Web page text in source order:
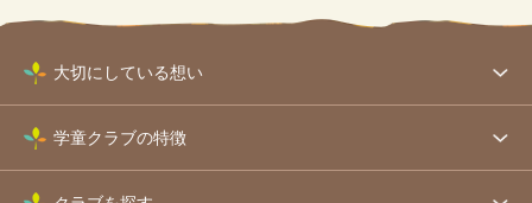
大切にしている想い
学童クラブの特徴